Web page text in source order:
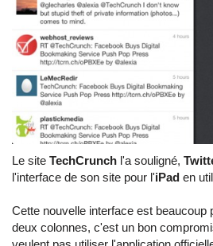
Le site TechCrunch l'a souligné,
l'interface de son site pour l'iPad en
Cette nouvelle interface est beaucoup
deux colonnes, c'est un bon